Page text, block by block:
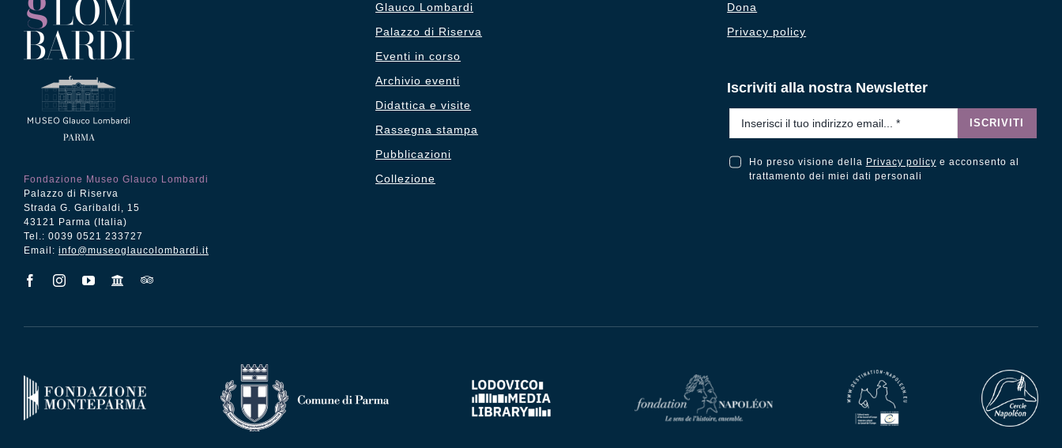
Fondazione Museo Glauco Lombardi
Palazzo di Riserva
Strada G. Garibaldi, 15
43121 Parma (Italia)
Tel.: 0039 0521 233727
Email: info@museoglaucolombardi.it
Glauco Lombardi
Palazzo di Riserva
Eventi in corso
Archivio eventi
Didattica e visite
Rassegna stampa
Pubblicazioni
Collezione
Dona
Privacy policy
Iscriviti alla nostra Newsletter
ISCRIVITI
Ho preso visione della Privacy policy e acconsento al
trattamento dei miei dati personali